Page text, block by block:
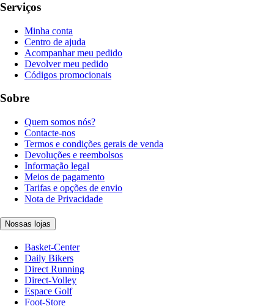
Serviços
Minha conta
Centro de ajuda
Acompanhar meu pedido
Devolver meu pedido
Códigos promocionais
Sobre
Quem somos nós?
Contacte-nos
Termos e condições gerais de venda
Devoluções e reembolsos
Informação legal
Meios de pagamento
Tarifas e opções de envio
Nota de Privacidade
Nossas lojas
Basket-Center
Daily Bikers
Direct Running
Direct-Volley
Espace Golf
Foot-Store